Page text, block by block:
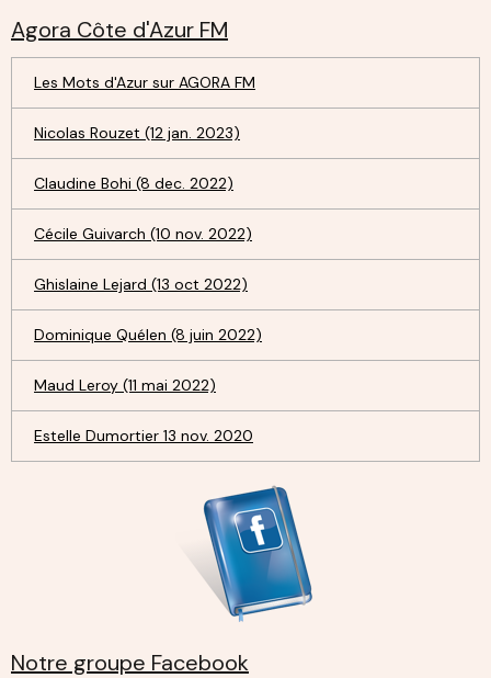
Agora Côte d'Azur FM
Les Mots d'Azur sur AGORA FM
Nicolas Rouzet (12 jan. 2023)
Claudine Bohi (8 dec. 2022)
Cécile Guivarch (10 nov. 2022)
Ghislaine Lejard (13 oct 2022)
Dominique Quélen (8 juin 2022)
Maud Leroy (11 mai 2022)
Estelle Dumortier 13 nov. 2020
Notre groupe Facebook